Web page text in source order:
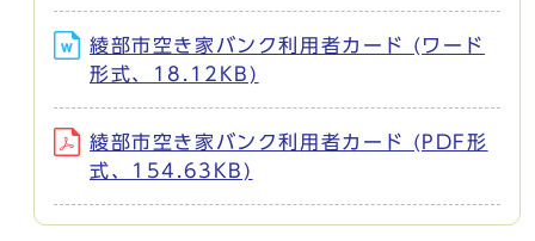
綾部市空き家バンク利用者カード (ワード
形式、18.12KB)
綾部市空き家バンク利用者カード (PDF形
式、154.63KB)